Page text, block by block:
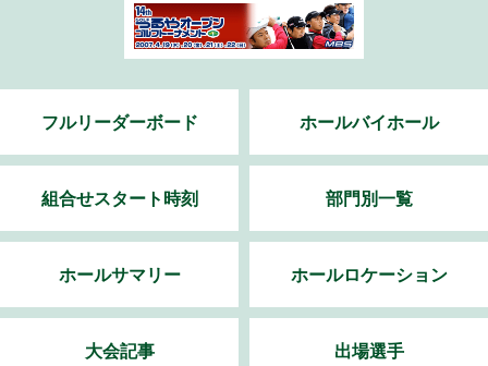
フルリーダーボード ホールバイホール
組合せスタート時刻 部門別一覧
ホールサマリー ホールロケーション
大会記事 出場選手